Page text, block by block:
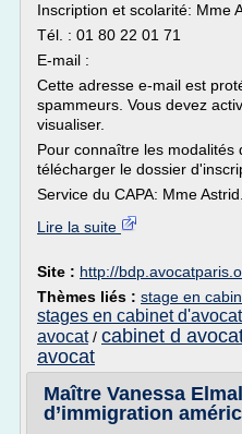
Inscription et scolarité: Mme
Tél. : 01 80 22 01 71
E-mail :
Cette adresse e-mail est
spammeurs. Vous devez
visualiser.
Pour connaître les modalités
télécharger le dossier
Service du CAPA: Mme
Lire la suite
Site : http://
Thèmes liés : stage en
stages en cabinet d'avocat
avocat/ cabinet d
avocat
Maître Vanessa
d’immigration